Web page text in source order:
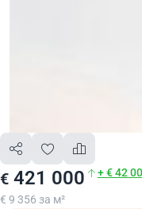
€ 421 000 + € 42
€ 9 356 за м²